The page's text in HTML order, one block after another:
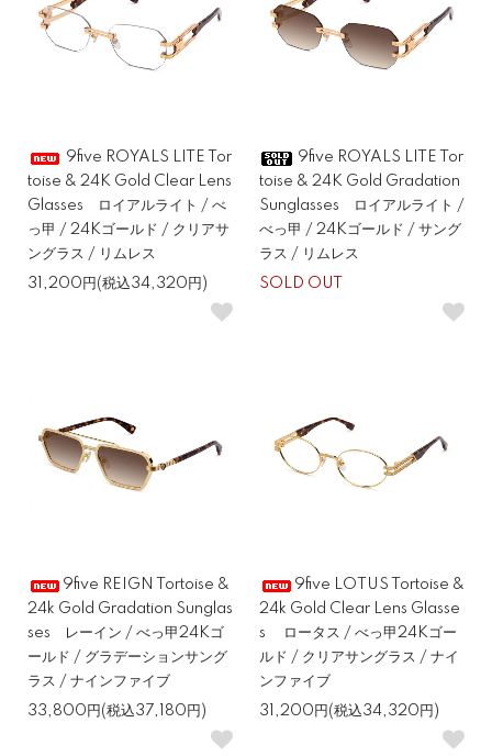
9five ROYALS LITE Tor
toise & 24K Gold Clear Lens
Glasses ロイアルライト / べ
っ甲 / 24Kゴールド / クリアサ
ングラス / リムレス
31,200円(税込34,320円)
9five ROYALS LITE Tor
toise & 24K Gold Gradation
Sunglasses ロイアルライト /
べっ甲 / 24Kゴールド / サング
ラス / リムレス
SOLD OUT
9five REIGN Tortoise &
24k Gold Gradation Sunglas
ses レーイン / べっ甲24Kゴ
ールド / グラデーションサング
ラス / ナインファイブ
33,800円(税込37,180円)
9five LOTUS Tortoise &
24k Gold Clear Lens Glasse
s ロータス / べっ甲24Kゴー
ルド / クリアサングラス / ナイ
ンファイブ
31,200円(税込34,320円)